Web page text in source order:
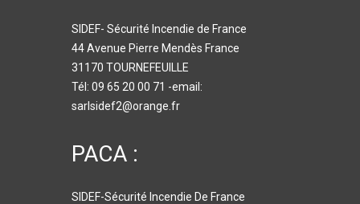
SIDEF- Sécurité Incendie de France
44 Avenue Pierre Mendès France
31170 TOURNEFEUILLE
Tél: 09 65 20 00 71 -email:
sarlsidef2@orange.fr
PACA :
SIDEF-Sécurité Incendie De France